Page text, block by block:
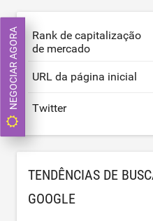
Rank de capitalização
de mercado
URL da página inicial
Twitter
TENDÊNCIAS DE
GOOGLE
NEGOCIAR AGORA